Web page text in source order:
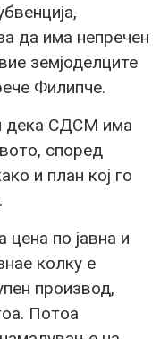
да има непречен
земјоделците
Филипче.
дека СДСМ има
според
и план кој го
по јавна и
колку е
производ,
Потоа